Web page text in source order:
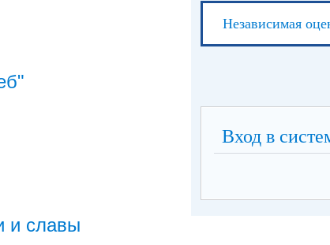
и славы
Независимая
Вход в